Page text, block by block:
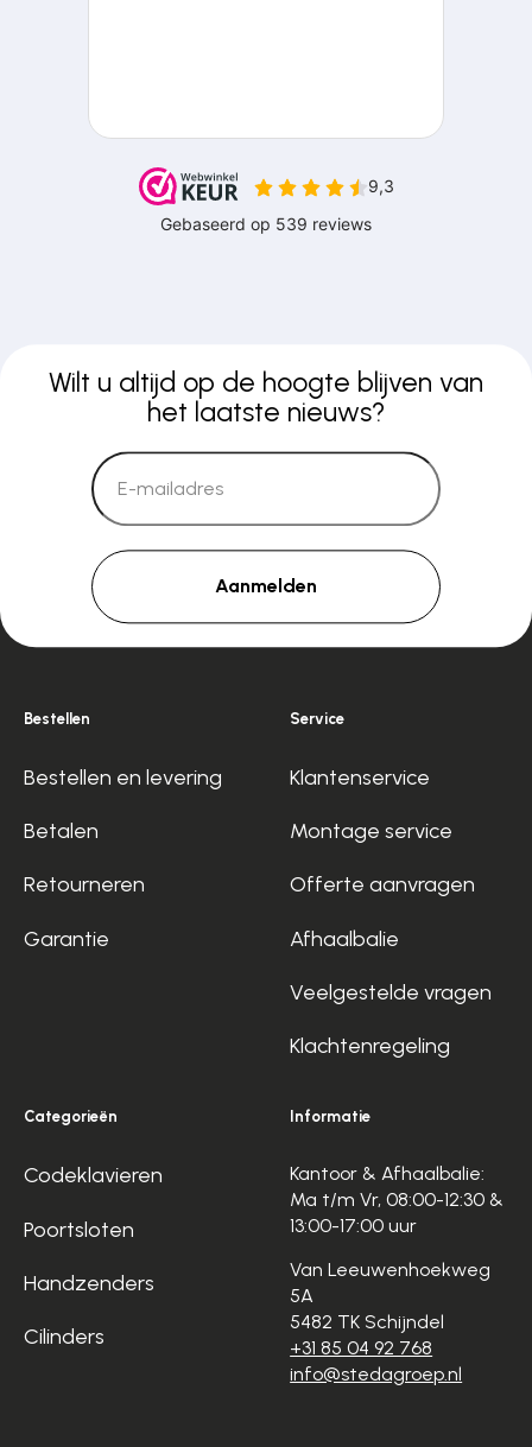
Wilt u altijd op de hoogte blijven van
het laatste nieuws?
Aanmelden
Bestellen
Bestellen en levering
Betalen
Retourneren
Garantie
Service
Klantenservice
Montage service
Offerte aanvragen
Afhaalbalie
Veelgestelde vragen
Klachtenregeling
Categorieën
Codeklavieren
Poortsloten
Handzenders
Cilinders
Informatie
Kantoor & Afhaalbalie:
Ma t/m Vr, 08:00-12:30 &
13:00-17:00 uur
Van Leeuwenhoekweg
5A
5482 TK Schijndel
+31 85 04 92 768
info@stedagroep.nl